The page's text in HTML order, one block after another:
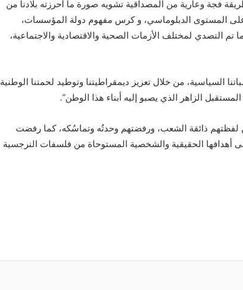
فجة وعارية من المصداقية تشويه صورة ما أحرزته بلادنا من
المستوى الدبلوماسي، و كرس مفهوم دولة المؤسسات،
التصدي لمختلف الأزمات الصحية والاقتصادية والاجتماعية،
السياسية، من خلال تعزيز ديمقراطيتنا وتوطيد لحمتنا الوطنية
الزاهر الذي يصبو إليه أبناء هذا الوطن”.
لفظتهم ذائقة الشعب، ورفضتهم وحدتُه وتماسُكه، كما رفضت
أهدافها الحقيقية والشخصية المستوحاة من فلسفات النرجسية